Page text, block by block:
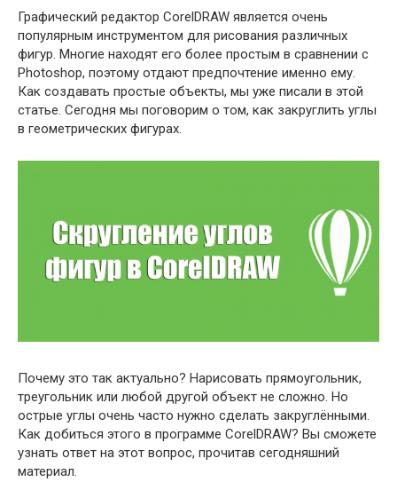
Графический редактор CorelDRAW является очень
популярным инструментом для рисования различных
фигур. Многие находят его более простым в сравнении с
Photoshop, поэтому отдают предпочтение именно ему.
Как создавать простые объекты, мы уже писали в этой
статье. Сегодня мы поговорим о том, как закруглить углы
в геометрических фигурах.
Почему это так актуально? Нарисовать прямоугольник,
треугольник или любой другой объект не сложно. Но
острые углы очень часто нужно сделать закруглёнными.
Как добиться этого в программе CorelDRAW? Вы сможете
узнать ответ на этот вопрос, прочитав сегодняшний
материал.